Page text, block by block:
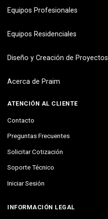
Equipos Profesionales
Equipos Residenciales
Diseño y Creación de Proyectos
Acerca de Praim
ATENCIÓN AL CLIENTE
Contacto
Preguntas Frecuentes
Solicitar Cotización
Soporte Técnico
Iniciar Sesión
INFORMACIÓN LEGAL